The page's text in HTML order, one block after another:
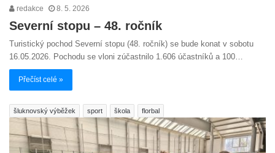
redakce 8. 5. 2026
Severní stopu – 48. ročník
Turistický pochod Severní stopu (48. ročník) se bude konat v sobotu
16.05.2026. Pochodu se vloni zúčastnilo 1.606 účastníků a 100…
Přečíst celé »
šluknovský výběžek sport škola florbal